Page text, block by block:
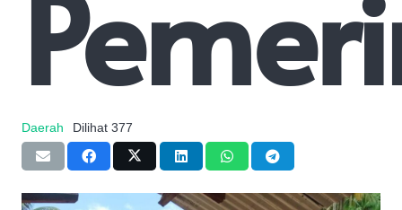
Daerah Dilihat 377